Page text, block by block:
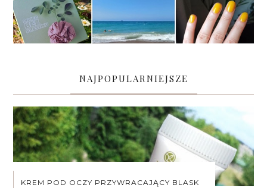
NAJPOPULARNIEJSZE
KREM POD OCZY PRZYWRACAJĄCY BLASK